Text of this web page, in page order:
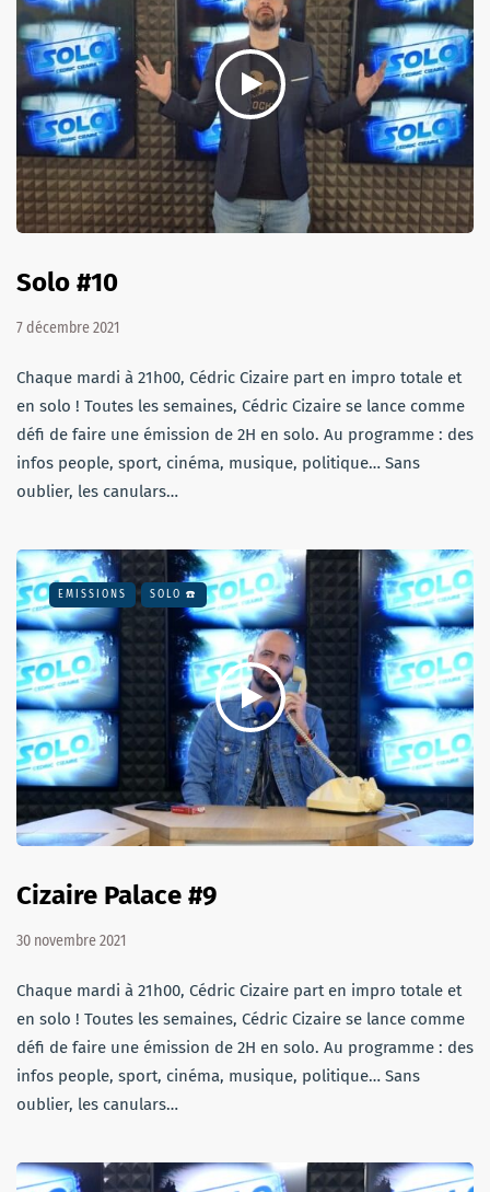
Solo #10
7 décembre 2021
Chaque mardi à 21h00, Cédric Cizaire part en impro totale et
en solo ! Toutes les semaines, Cédric Cizaire se lance comme
défi de faire une émission de 2H en solo. Au programme : des
infos people, sport, cinéma, musique, politique… Sans
oublier, les canulars…
EMISSIONS SOLO ☎️
Cizaire Palace #9
30 novembre 2021
Chaque mardi à 21h00, Cédric Cizaire part en impro totale et
en solo ! Toutes les semaines, Cédric Cizaire se lance comme
défi de faire une émission de 2H en solo. Au programme : des
infos people, sport, cinéma, musique, politique… Sans
oublier, les canulars…